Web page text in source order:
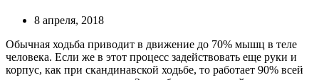
8 апреля, 2018
Обычная ходьба приводит в движение до 70% мышц в теле
человека. Если же в этот процесс задействовать еще руки и
корпус, как при скандинавской ходьбе, то работает 90% всей